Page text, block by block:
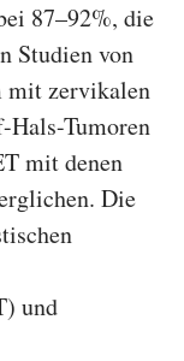
87–92%, die
Studien von
mit zervikalen
Hals-Tumoren
mit denen
Die
und